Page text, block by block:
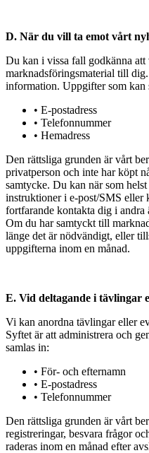
D. När du vill ta emot vårt
Du kan i vissa fall godkänna
marknadsföringsmaterial till
information. Uppgifter som kan
• E-postadress
• Telefonnummer
• Hemadress
Den rättsliga grunden är vårt
privatperson och inte har köpt
samtycke. Du kan när som
instruktioner i e-post/SMS eller
fortfarande kontakta dig i
Om du har samtyckt till
länge det är nödvändigt, eller
uppgifterna inom en månad.
E. Vid deltagande i tävlingar
Vi kan anordna tävlingar eller
Syftet är att administrera och
samlas in:
• För- och efternamn
• E-postadress
• Telefonnummer
Den rättsliga grunden är vårt
registreringar, besvara frågor
raderas inom en månad efter